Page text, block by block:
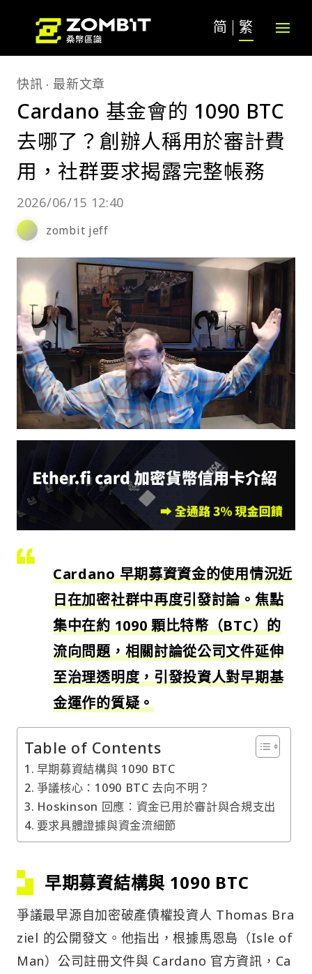
简 繁
快訊 最新文章
Cardano 基金會的 1090 BTC
去哪了？創辦人稱用於審計費
用，社群要求揭露完整帳務
2026/06/15 12:40
zombit jeff
Cardano 早期募資資金的使用情況近
日在加密社群中再度引發討論。焦點
集中在約 1090 顆比特幣（BTC）的
流向問題，相關討論從公司文件延伸
至治理透明度，引發投資人對早期基
金運作的質疑。
Table of Contents
早期募資結構與 1090 BTC
爭議核心：1090 BTC 去向不明？
Hoskinson 回應：資金已用於審計與合規支出
要求具體證據與資金流細節
早期募資結構與 1090 BTC
爭議最早源自加密破產債權投資人 Thomas Bra
ziel 的公開發文。他指出，根據馬恩島（Isle of
Man）公司註冊文件與 Cardano 官方資訊，Ca